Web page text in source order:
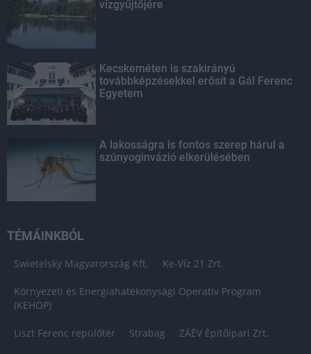
vízgyűjtőjére
Kecskeméten is szakirányú
továbbképzésekkel erősít a Gál Ferenc
Egyetem
A lakosságra is fontos szerep hárul a
szúnyoginvázió elkerülésében
TÉMÁINKBÓL
Swietelsky Magyarország Kft. Ke-Víz 21 Zrt.
Környezeti és Energiahatékonysági Operatív Program
(KEHOP)
Liszt Ferenc repülőtér Strabag ZÁÉV Építőipari Zrt.